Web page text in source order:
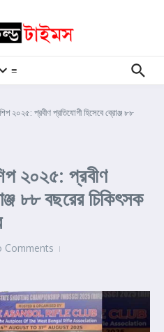
≡
২০২৫: প্রবীণ প্রতিযোগী হিসেবে ব্রোঞ্জ ৮৮
২০২৫: প্রবীণ
৮৮ বছরের চিকিৎসক
Comments